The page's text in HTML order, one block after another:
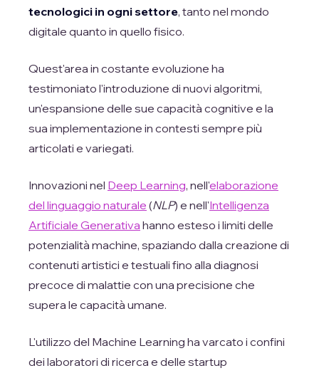
tecnologici in ogni settore, tanto nel mondo
digitale quanto in quello fisico.
Quest'area in costante evoluzione ha
testimoniato l'introduzione di nuovi algoritmi,
un'espansione delle sue capacità cognitive e la
sua implementazione in contesti sempre più
articolati e variegati.
Innovazioni nel Deep Learning, nell'elaborazione
del linguaggio naturale (NLP) e nell'Intelligenza
Artificiale Generativa hanno esteso i limiti delle
potenzialità machine, spaziando dalla creazione di
contenuti artistici e testuali fino alla diagnosi
precoce di malattie con una precisione che
supera le capacità umane.
L'utilizzo del Machine Learning ha varcato i confini
dei laboratori di ricerca e delle startup